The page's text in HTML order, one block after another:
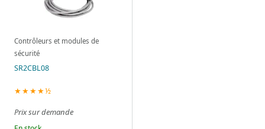
Contrôleurs et modules de
sécurité
SR2CBL08
★★★★½
Prix sur demande